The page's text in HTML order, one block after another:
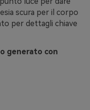
scura per il corpo
per dettagli chiave
generato con